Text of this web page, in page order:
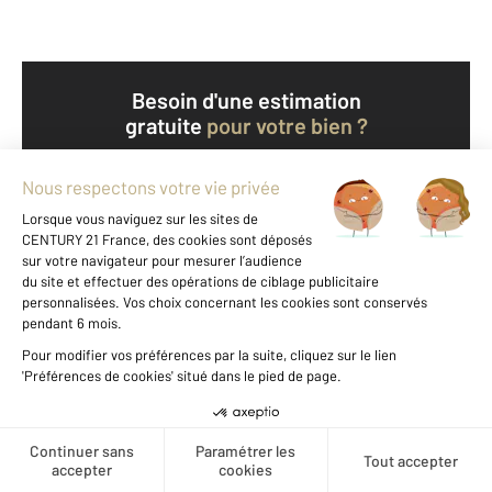
Besoin d'une estimation
gratuite pour votre bien ?
Prendre rendez-vous avec un professionnel
Découvrir Paris 15
Types de biens Nombre de biens à vendre
Divers